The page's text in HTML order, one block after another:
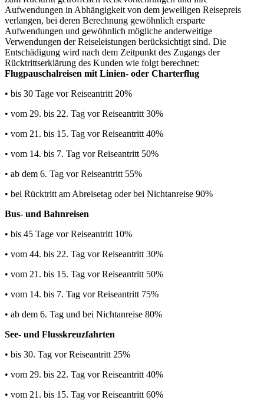
Aufwendungen in Abhängigkeit von dem jeweiligen Reisepreis
verlangen, bei deren Berechnung gewöhnlich ersparte
Aufwendungen und gewöhnlich mögliche anderweitige
Verwendungen der Reiseleistungen berücksichtigt sind. Die
Entschädigung wird nach dem Zeitpunkt des Zugangs der
Rücktrittserklärung des Kunden wie folgt berechnet:
Flugpauschalreisen mit Linien- oder Charterflug
• bis 30 Tage vor Reiseantritt 20%
• vom 29. bis 22. Tag vor Reiseantritt 30%
• vom 21. bis 15. Tag vor Reiseantritt 40%
• vom 14. bis 7. Tag vor Reiseantritt 50%
• ab dem 6. Tag vor Reiseantritt 55%
• bei Rücktritt am Abreisetag oder bei Nichtanreise 90%
Bus- und Bahnreisen
• bis 45 Tage vor Reiseantritt 10%
• vom 44. bis 22. Tag vor Reiseantritt 30%
• vom 21. bis 15. Tag vor Reiseantritt 50%
• vom 14. bis 7. Tag vor Reiseantritt 75%
• ab dem 6. Tag und bei Nichtanreise 80%
See- und Flusskreuzfahrten
• bis 30. Tag vor Reiseantritt 25%
• vom 29. bis 22. Tag vor Reiseantritt 40%
• vom 21. bis 15. Tag vor Reiseantritt 60%